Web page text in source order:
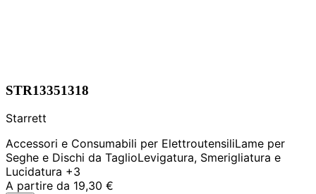
STR13351318
Starrett
Accessori e Consumabili per ElettroutensiliLame per
Seghe e Dischi da TaglioLevigatura, Smerigliatura e
Lucidatura +3
A partire da 19,30 €